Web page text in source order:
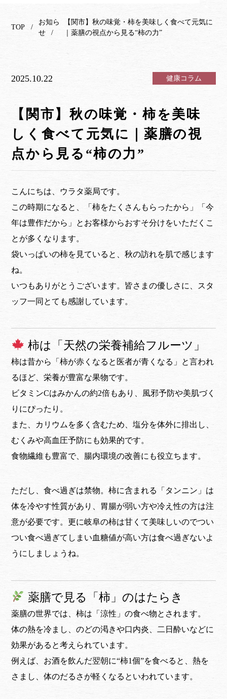
TOP
お知ら
せ
【関市】秋の味覚・柿を美味しく食べて元気に
｜薬膳の視点から見る“柿の力”
2025.10.22 健康コラム
【関市】秋の味覚・柿を美味
しく食べて元気に｜薬膳の視
点から見る“柿の力”
こんにちは、ウラタ薬局です。
この時期になると、「柿をたくさんもらったから」「今
年は豊作だから」とお客様からおすそ分けをいただくこ
とが多くなります。
袋いっぱいの柿を見ていると、秋の訪れを肌で感じます
ね。
いつもありがとうございます。皆さまの優しさに、スタ
ッフ一同とても感謝しています。
柿は「天然の栄養補給フルーツ」
柿は昔から「柿が赤くなると医者が青くなる」と言われ
るほど、栄養が豊富な果物です。
ビタミンCはみかんの約2倍もあり、風邪予防や美肌づく
りにぴったり。
また、カリウムを多く含むため、塩分を体外に排出し、
むくみや高血圧予防にも効果的です。
食物繊維も豊富で、腸内環境の改善にも役立ちます。
ただし、食べ過ぎは禁物。柿に含まれる「タンニン」は
体を冷やす性質があり、胃腸が弱い方や冷え性の方は注
意が必要です。更に岐阜の柿は甘くて美味しいのでつい
つい食べ過ぎてしまい血糖値が高い方は食べ過ぎないよ
うにしましょうね。
薬膳で見る「柿」のはたらき
薬膳の世界では、柿は「涼性」の食べ物とされます。
体の熱を冷まし、のどの渇きや口内炎、二日酔いなどに
効果があると考えられています。
例えば、お酒を飲んだ翌朝に“柿1個”を食べると、熱を
さまし、体のだるさが軽くなるといわれています。